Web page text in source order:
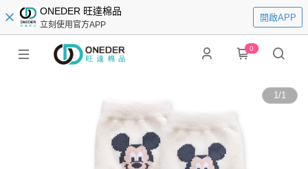
ONEDER 旺達棉品
立刻使用官方APP
開啟APP
0
1/1